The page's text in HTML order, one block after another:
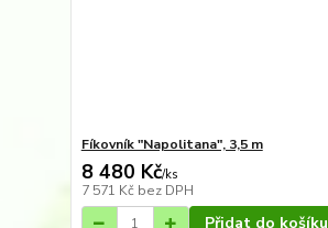
Fíkovník "Napolitana", 3,5 m
8 480 Kč/ks
7 571 Kč bez DPH
Přidat do košíku